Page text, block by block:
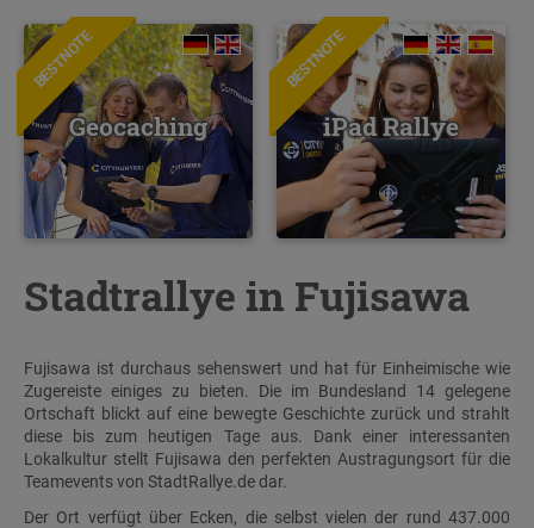
BESTNOTE
Geocaching
BESTNOTE
iPad Rallye
Stadtrallye in Fujisawa
Fujisawa ist durchaus sehenswert und hat für Einheimische wie
Zugereiste einiges zu bieten. Die im Bundesland 14 gelegene
Ortschaft blickt auf eine bewegte Geschichte zurück und strahlt
diese bis zum heutigen Tage aus. Dank einer interessanten
Lokalkultur stellt Fujisawa den perfekten Austragungsort für die
Teamevents von StadtRallye.de dar.
Der Ort verfügt über Ecken, die selbst vielen der rund 437.000